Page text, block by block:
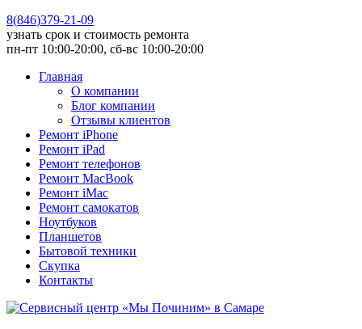
8(846)379-21-09
узнать срок и стоимость ремонта
пн-пт 10:00-20:00, сб-вс 10:00-20:00
Главная
О компании
Блог компании
Отзывы клиентов
Ремонт iPhone
Ремонт iPad
Ремонт телефонов
Ремонт MacBook
Ремонт iMac
Ремонт самокатов
Ноутбуков
Планшетов
Бытовой техники
Скупка
Контакты